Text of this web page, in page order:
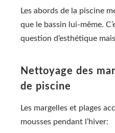
Les abords de la piscine
que le bassin lui-même.
question d’esthétique
Nettoyage des
de piscine
Les margelles et plages
mousses pendant l’hiver: